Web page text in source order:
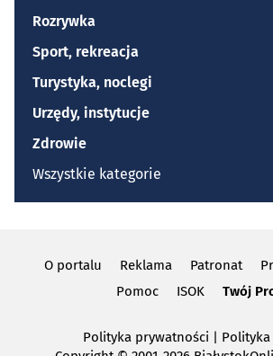
Rozrywka
Sport, rekreacja
Turystyka, noclegi
Urzędy, instytucje
Zdrowie
Wszystkie kategorie
O portalu Reklama Patronat
Pomoc
ISOK Twój
Polityka prywatności |